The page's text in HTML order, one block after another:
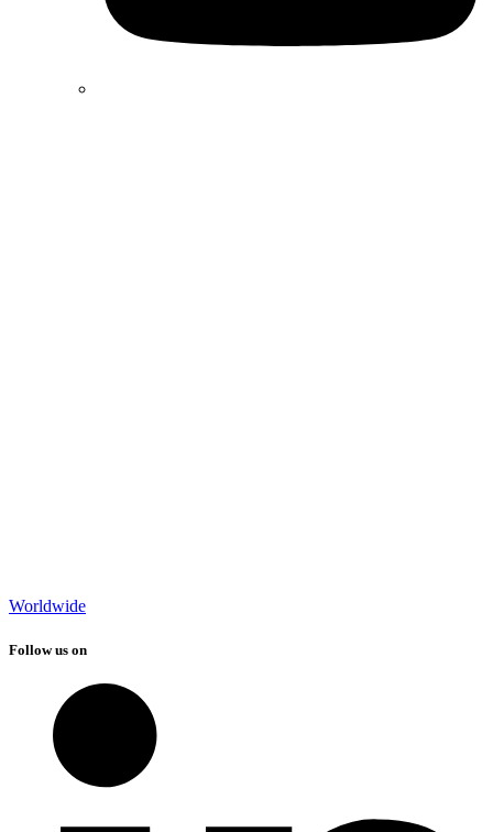
Worldwide
Follow us on